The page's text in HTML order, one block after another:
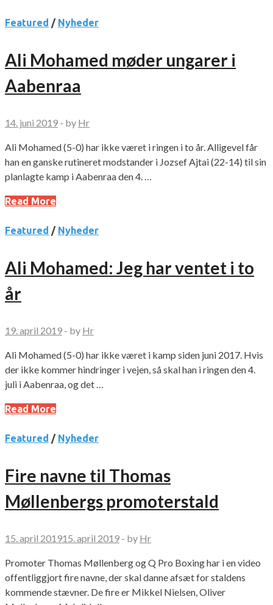
Featured / Nyheder
Ali Mohamed møder ungarer i
Aabenraa
14. juni 2019 - by Hr
Ali Mohamed (5-0) har ikke været i ringen i to år. Alligevel får
han en ganske rutineret modstander i Jozsef Ajtai (22-14) til sin
planlagte kamp i Aabenraa den 4. …
Read More
Featured / Nyheder
Ali Mohamed: Jeg har ventet i to
år
19. april 2019 - by Hr
Ali Mohamed (5-0) har ikke været i kamp siden juni 2017. Hvis
der ikke kommer hindringer i vejen, så skal han i ringen den 4.
juli i Aabenraa, og det …
Read More
Featured / Nyheder
Fire navne til Thomas
Møllenbergs promoterstald
15. april 201915. april 2019 - by Hr
Promoter Thomas Møllenberg og Q Pro Boxing har i en video
offentliggjort fire navne, der skal danne afsæt for staldens
kommende stævner. De fire er Mikkel Nielsen, Oliver